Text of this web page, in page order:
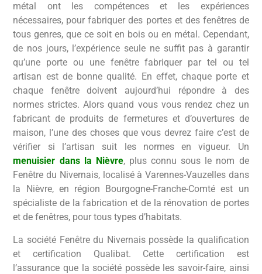
métal ont les compétences et les expériences
nécessaires, pour fabriquer des portes et des fenêtres de
tous genres, que ce soit en bois ou en métal. Cependant,
de nos jours, l’expérience seule ne suffit pas à garantir
qu’une porte ou une fenêtre fabriquer par tel ou tel
artisan est de bonne qualité. En effet, chaque porte et
chaque fenêtre doivent aujourd’hui répondre à des
normes strictes. Alors quand vous vous rendez chez un
fabricant de produits de fermetures et d’ouvertures de
maison, l’une des choses que vous devrez faire c’est de
vérifier si l’artisan suit les normes en vigueur. Un
menuisier dans la Nièvre, plus connu sous le nom de
Fenêtre du Nivernais, localisé à Varennes-Vauzelles dans
la Nièvre, en région Bourgogne-Franche-Comté est un
spécialiste de la fabrication et de la rénovation de portes
et de fenêtres, pour tous types d’habitats.
La société Fenêtre du Nivernais possède la qualification
et certification Qualibat. Cette certification est
l’assurance que la société possède les savoir-faire, ainsi